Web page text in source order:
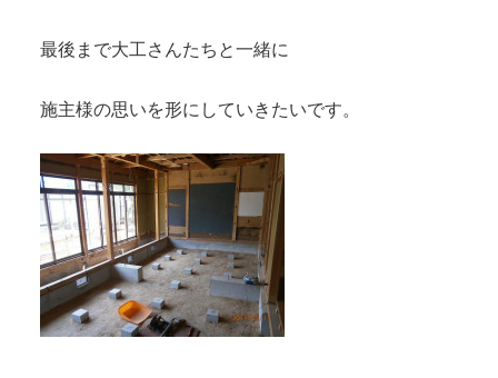
最後まで大工さんたちと一緒に
施主様の思いを形にしていきたいです。